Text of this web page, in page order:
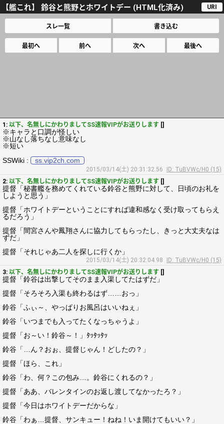
【艦これ】 鈴谷と熊野とホワイトデー (HTML化済み) URI
スレ一覧 書き込む
最初へ 前へ 次へ 最後へ
1: 以下、名無しにかわりましてSS速報VIPがお送りします []
※キャラと口調が怪しい
※山なし落ちなし意味なし
※短い
SSWiki :
ss.vip2ch.com
2015/03/14(土) 20:31:32.56
ID: TuBVWc/H0 (15)
2: 以下、名無しにかわりましてSS速報VIPがお送りします []
提督「秘書艦を務めてくれている鈴谷と熊野に対して、日頃のお礼を
しようと思う」
提督「ホワイトデーということにすれば違和感なく受け取ってもらえ
るだろう」
提督「間宮さんや鳳翔さんに協力してもらったし、きっと大丈夫なは
ずだ」
提督「それじゃあ二人を探しに行くか」
2015/03/14(土) 20:32:04.98
ID: TuBVWc/H0 (15)
3: 以下、名無しにかわりましてSS速報VIPがお送りします []
提督「鈴谷は出撃してそのまま入渠してたはずだ」
提督「そろそろ入渠も終わるはず……おっ」
鈴谷「ふぃ～、やっぱりお風呂はいいねぇ」
鈴谷「いつまでも入ってたくなっちゃうよ」
提督「お～い！鈴谷～！」ﾀｯﾀｯﾀｯ
鈴谷「…ん？おぉ、提督じゃん！どしたの？」
提督「ほら、これ」
鈴谷「わ、何？この包み…。鈴谷にくれるの？」
提督「ああ、バレンタインのお返し渡してなかったろ？」
提督「今日はホワイトデーだからな」
鈴谷「わぁ…提督、サンキュー！ねね！いま開けてもいい？」